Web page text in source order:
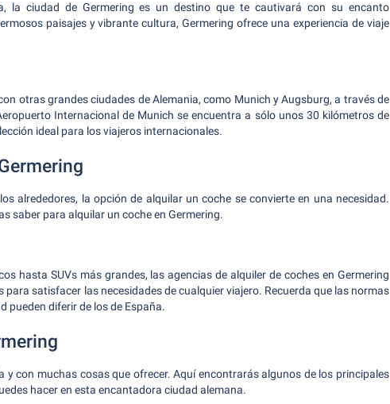
la ciudad de Germering es un destino que te cautivará con su encanto
paisajes y vibrante cultura, Germering ofrece una experiencia de viaje
otras grandes ciudades de Alemania, como Munich y Augsburg, a través de
Internacional de Munich se encuentra a sólo unos 30 kilómetros de
ideal para los viajeros internacionales.
alrededores, la opción de alquilar un coche se convierte en una necesidad.
saber para alquilar un coche en Germering.
hasta SUVs más grandes, las agencias de alquiler de coches en Germering
satisfacer las necesidades de cualquier viajero. Recuerda que las normas
pueden diferir de los de España.
y con muchas cosas que ofrecer. Aquí encontrarás algunos de los principales
hacer en esta encantadora ciudad alemana.